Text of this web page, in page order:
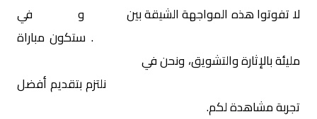
لا تفوتوا هذه المواجهة الشيقة بين واليرموك
في
. ستكون مباراة
مليئة بالإثارة والتشويق، ونحن في
نلتزم بتقديم أفضل
تجربة مشاهدة لكم.